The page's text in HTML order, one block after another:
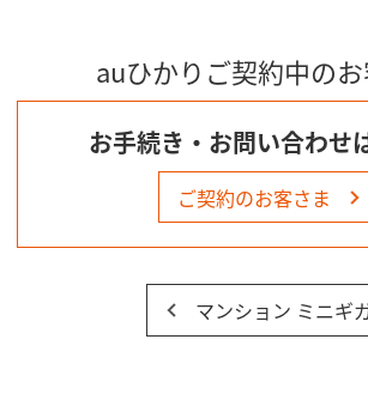
auひかりご契約中の
お手続き・お問い合わせ
ご契約のお客さま
マンション ミニギ